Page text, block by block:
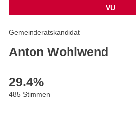
VU
Gemeinderatskandidat
Anton Wohlwend
29.4%
485 Stimmen